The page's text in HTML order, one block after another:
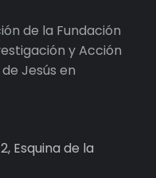
de la Fundación
y Acción
Jesús en
Esquina de la